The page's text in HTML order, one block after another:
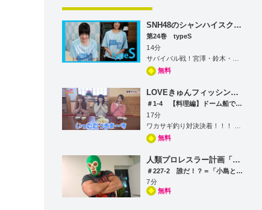
SNH48のシャンハイスクール48
第24巻 typeS
14分
無料
LOVEきゅんフィッシング(LOVEキュンFISHING)
＃1-4 【料理編】ドーム船でのワカサギ釣り
17分
無料
人類プロレスラー計画「中西ランド」
＃227-2 誰だ！？＝「小島と粋なイングリッシュ対決！単純明快コジコジ英語vs謎の野人英語？((((；゜Д゜)))」
7分
無料